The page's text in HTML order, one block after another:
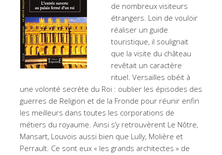
de nombreux visiteurs
étrangers. Loin de vouloir
réaliser un guide
touristique, il soulignait
que la visite du château
revêtait un caractère
rituel. Versailles obéit à
une volonté secrète du Roi : oublier les épisodes des
guerres de Religion et de la Fronde pour réunir enfin
les meilleurs dans toutes les corporations de
métiers du royaume. Ainsi s’y retrouvèrent Le Nôtre,
Mansart, Louvois aussi bien que Lully, Molière et
Perrault. Ce sont eux « les grands architectes » de